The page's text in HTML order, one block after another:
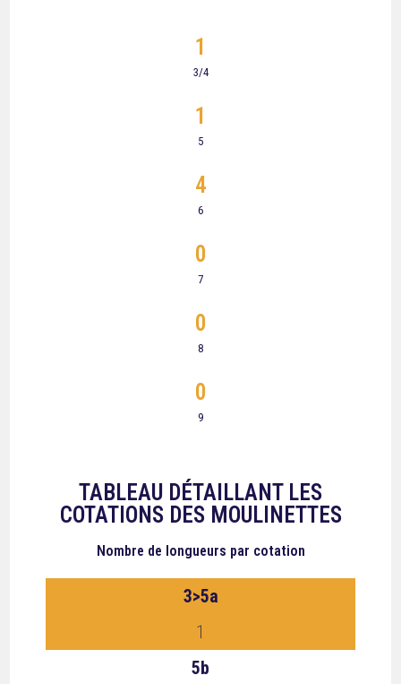
3/4
1
5
1
6
4
7
0
8
0
9
0
TABLEAU DÉTAILLANT LES
COTATIONS DES MOULINETTES
Nombre de longueurs par cotation
3>5a
1
5b